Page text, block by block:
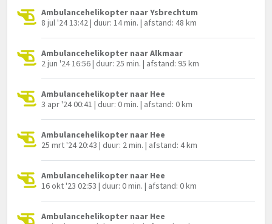
Ambulancehelikopter naar Ysbrechtum
8 jul '24 13:42 | duur: 14 min. | afstand: 48 km
Ambulancehelikopter naar Alkmaar
2 jun '24 16:56 | duur: 25 min. | afstand: 95 km
Ambulancehelikopter naar Hee
3 apr '24 00:41 | duur: 0 min. | afstand: 0 km
Ambulancehelikopter naar Hee
25 mrt '24 20:43 | duur: 2 min. | afstand: 4 km
Ambulancehelikopter naar Hee
16 okt '23 02:53 | duur: 0 min. | afstand: 0 km
Ambulancehelikopter naar Hee